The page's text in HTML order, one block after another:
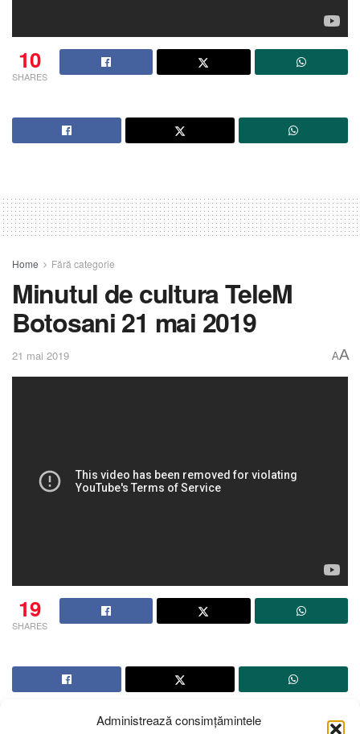
Administrează consimțămintele
10
SHARES
Home Fără categorie
Minutul de cultura TeleM
Botosani 21 mai 2019
21 mai 2019 AA
19
SHARES